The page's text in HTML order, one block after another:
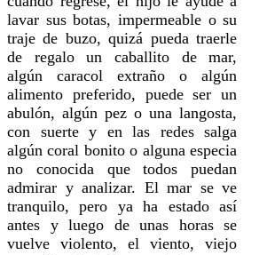
lavar sus botas, impermeable o su
traje de buzo, quizá pueda traerle
de regalo un caballito de mar,
algún caracol extraño o algún
alimento preferido, puede ser un
abulón, algún pez o una langosta,
con suerte y en las redes salga
algún coral bonito o alguna especia
no conocida que todos puedan
admirar y analizar. El mar se ve
tranquilo, pero ya ha estado así
antes y luego de unas horas se
vuelve violento, el viento, viejo